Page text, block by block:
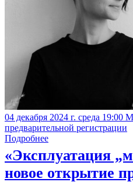
04 декабря 2024 г. среда
предварительной регистрации
Подробнее
«Эксплуатация
новое открытие